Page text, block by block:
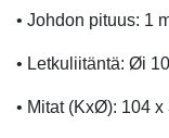
• Johdon pituus: 1
• Letkuliitäntä: Øi
• Mitat (KxØ): 104 x